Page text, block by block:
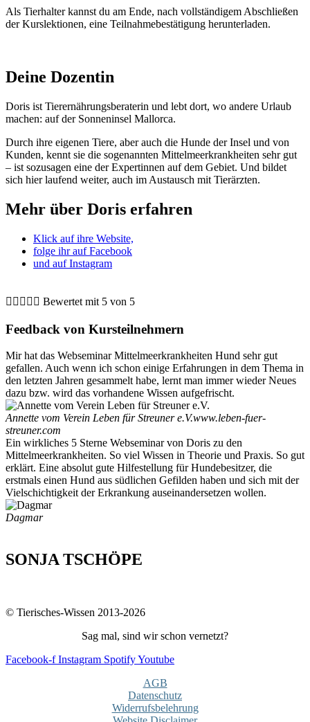
Als Tierhalter kannst du am Ende, nach vollständigem Abschließen
der Kurslektionen, eine Teilnahmebestätigung herunterladen.
Deine Dozentin
Doris ist Tierernährungsberaterin und lebt dort, wo andere Urlaub
machen: auf der Sonneninsel Mallorca.
Durch ihre eigenen Tiere, aber auch die Hunde der Insel und von
Kunden, kennt sie die sogenannten Mittelmeerkrankheiten sehr gut
– ist sozusagen eine der Expertinnen auf dem Gebiet. Und bildet
sich hier laufend weiter, auch im Austausch mit Tierärzten.
Mehr über Doris erfahren
Klick auf ihre Website,
folge ihr auf Facebook
und auf Instagram
     Bewertet mit 5 von 5
Feedback von Kursteilnehmern
Mir hat das Webseminar Mittelmeerkrankheiten Hund sehr gut
gefallen. Auch wenn ich schon einige Erfahrungen in dem Thema in
den letzten Jahren gesammelt habe, lernt man immer wieder Neues
dazu bzw. wird das vorhandene Wissen aufgefrischt.
Annette vom Verein Leben für Streuner e.V.www.leben-fuer-
streuner.com
Ein wirkliches 5 Sterne Webseminar von Doris zu den
Mittelmeerkrankheiten. So viel Wissen in Theorie und Praxis. So gut
erklärt. Eine absolut gute Hilfestellung für Hundebesitzer, die
erstmals einen Hund aus südlichen Gefilden haben und sich mit der
Vielschichtigkeit der Erkrankung auseinandersetzen wollen.
Dagmar
SONJA TSCHÖPE
© Tierisches-Wissen 2013-2026
Sag mal, sind wir schon vernetzt?
Facebook-f Instagram SpotifyYoutube
AGB
Datenschutz
Widerrufsbelehrung